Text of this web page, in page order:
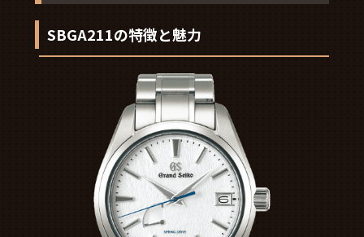
SBGA211の特徴と魅力